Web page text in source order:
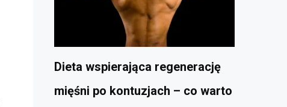
Dieta wspierająca regenerację
mięśni po kontuzjach – co warto